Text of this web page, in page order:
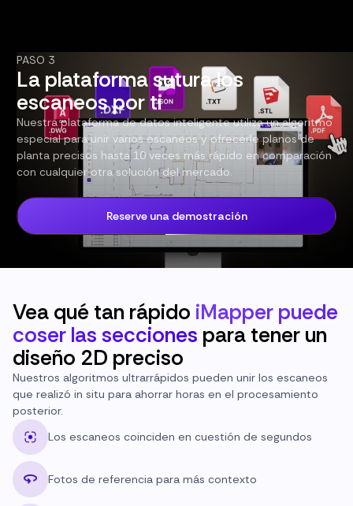
PASO 3
La plataforma sutura los
escaneos por ti
Nuestra plataforma de datos inteligente utiliza un algoritmo
especial para unir varios escaneos y ofrecerle planos de
planta precisos hasta 10 veces más rápido en comparación
con cualquier otra solución del mercado.
Reserve una demostración
Vea qué tan rápido iMapper puede
coser las secciones para tener un
diseño 2D preciso
Nuestros algoritmos ultrarrápidos pueden unir los escaneos
que realizó in situ para ahorrar horas en el procesamiento
posterior.
Los escaneos coinciden en cuestión de segundos
Fotos de referencia para más contexto